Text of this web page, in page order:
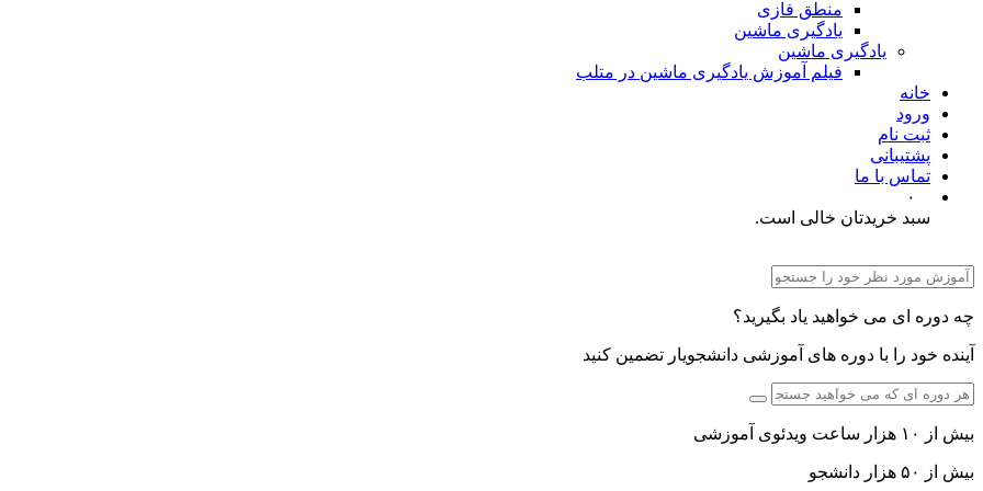
منطق فازی
یادگیری ماشین
یادگیری ماشین
فیلم آموزش یادگیری ماشین در متلب
خانه
ورود
ثبت نام
پشتیبانی
تماس با ما
۰
سبد خریدتان خالی است.
چه دوره ای می خواهید یاد بگیرید؟
آینده خود را با دوره های آموزشی دانشجویار تضمین کنید
بیش از ۱۰ هزار ساعت ویدئوی آموزشی
بیش از ۵۰ هزار دانشجو